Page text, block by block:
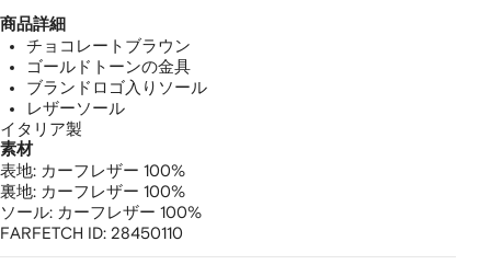
ロ
ー
フ
ァ
ー
商品詳細
チョコレートブラウン
ゴールドトーンの金具
ブランドロゴ入りソール
レザーソール
イタリア製
素材
表地: カーフレザー 100%
裏地: カーフレザー 100%
ソール: カーフレザー 100%
FARFETCH ID: 28450110